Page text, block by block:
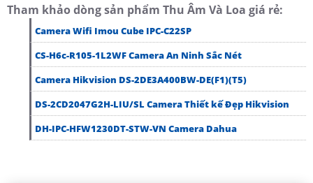
Tham khảo dòng sản phẩm Thu Âm Và Loa giá rẻ:
Camera Wifi Imou Cube IPC-C22SP
CS-H6c-R105-1L2WF Camera An Ninh Sắc Nét
Camera Hikvision DS-2DE3A400BW-DE(F1)(T5)
DS-2CD2047G2H-LIU/SL Camera Thiết kế Đẹp Hikvision
DH-IPC-HFW1230DT-STW-VN Camera Dahua